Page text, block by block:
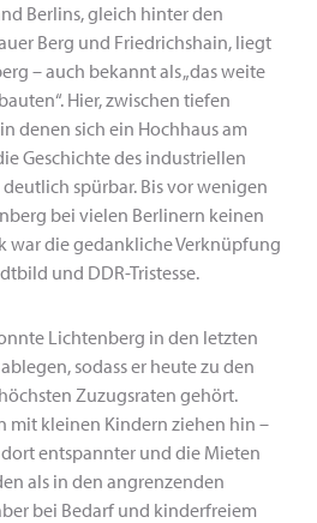
Berlins, gleich hinter den
Berg und Friedrichshain, liegt
– auch bekannt als „das weite
Hier, zwischen tiefen
denen sich ein Hochhaus am
Geschichte des industriellen
spürbar. Bis vor wenigen
bei vielen Berlinern keinen
war die gedankliche Verknüpfung
und DDR-Tristesse.
Lichtenberg in den letzten
sodass er heute zu den
Zuzugsraten gehört.
mit kleinen Kindern ziehen hin –
entspannter und die Mieten
als in den angrenzenden
bei Bedarf und kinderfreiem